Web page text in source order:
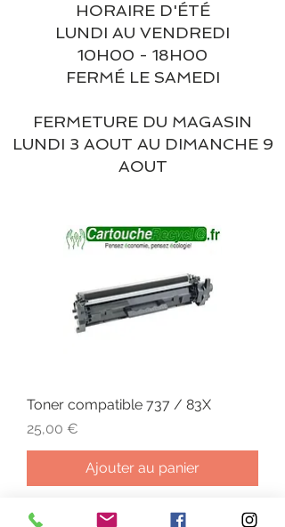
HORAIRE D'ÉTÉ
LUNDI AU VENDREDI
10H00 - 18H00
FERMÉ LE SAMEDI
FERMETURE DU MAGASIN
LUNDI 3 AOUT AU DIMANCHE 9
AOUT
Toner compatible 737 / 83X
Prix
25,00 €
Ajouter au panier